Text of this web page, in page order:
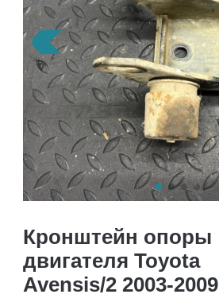
Кронштейн опоры
двигателя Toyota
Avensis/2 2003-2009